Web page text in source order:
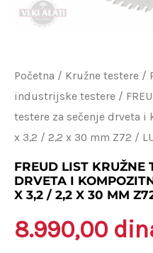
Početna / Kružne testere /
industrijske testere /
testere za sečenje drveta
x 3,2 / 2,2 x 30 mm Z72 /
FREUD LIST KRUŽNE
DRVETA I
X 3,2 / 2,2 X 30 MM
8.990,00
FREUD
List
kružne
testere
za
sečenje
i